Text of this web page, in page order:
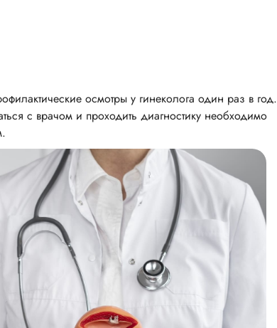
осмотры у гинеколога один раз в год.
с врачом и проходить диагностику необходимо